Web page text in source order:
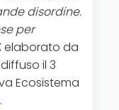
disordine.
per
, elaborato da
il 3
Ecosistema